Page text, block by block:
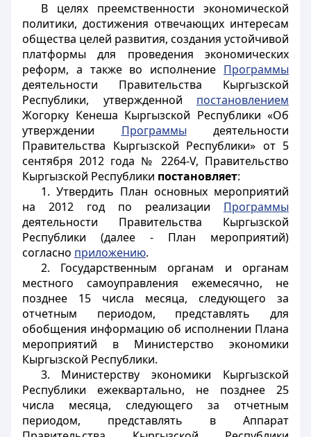
В целях преемственности экономической
политики, достижения отвечающих интересам
общества целей развития, создания устойчивой
платформы для проведения экономических
реформ, а также во исполнение Программы
деятельности Правительства Кыргызской
Республики, утвержденной постановлением
Жогорку Кенеша Кыргызской Республики «Об
утверждении Программы деятельности
Правительства Кыргызской Республики» от 5
сентября 2012 года № 2264-V, Правительство
Кыргызской Республики постановляет:
1. Утвердить План основных мероприятий
на 2012 год по реализации Программы
деятельности Правительства Кыргызской
Республики (далее - План мероприятий)
согласно приложению.
2. Государственным органам и органам
местного самоуправления ежемесячно, не
позднее 15 числа месяца, следующего за
отчетным периодом, представлять для
обобщения информацию об исполнении Плана
мероприятий в Министерство экономики
Кыргызской Республики.
3. Министерству экономики Кыргызской
Республики ежеквартально, не позднее 25
числа месяца, следующего за отчетным
периодом, представлять в Аппарат